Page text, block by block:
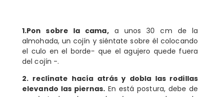
1.Pon sobre la cama,a unos 30 cm de la
almohada, un cojín y siéntate sobre él colocando
el culo en el borde- que el agujero quede fuera
del cojín -.
2. reclínate hacía atrás y dobla las rodillas
elevando las piernas. En está postura, debe de